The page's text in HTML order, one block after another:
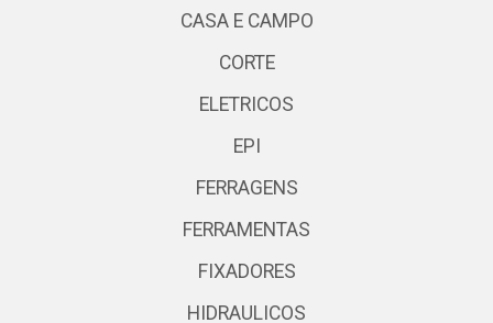
CASA E CAMPO
CORTE
ELETRICOS
EPI
FERRAGENS
FERRAMENTAS
FIXADORES
HIDRAULICOS